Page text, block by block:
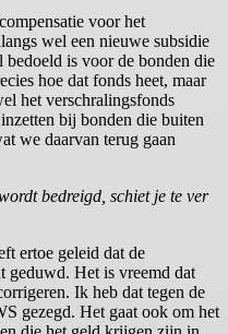
voor het
wel een nieuwe subsidie
is voor de bonden die
hoe dat fonds heet, maar
het verschralingsfonds
bij bonden die buiten
we daarvan terug gaan
bedreigd, schiet je te ver
ertoe geleid dat de
geduwd. Het is vreemd dat
Ik heb dat tegen de
gezegd. Het gaat ook om het